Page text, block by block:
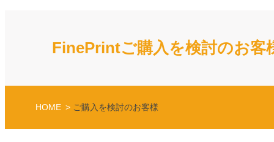
FinePrintご購入を検討のお客
HOME ご購入を検討のお客様